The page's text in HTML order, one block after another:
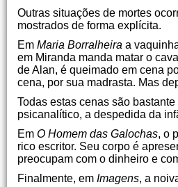
Outras situações de mortes
mostrados de forma explícita.
Em Maria Borralheira a
em Miranda manda matar o
de Alan, é queimado em cena
cena, por sua madrasta. Mas
Todas estas cenas são
psicanalítico, a despedida da
Em O Homem das Galochas, o
rico escritor. Seu corpo é
preocupam com o dinheiro e
Finalmente, em Imagens, a